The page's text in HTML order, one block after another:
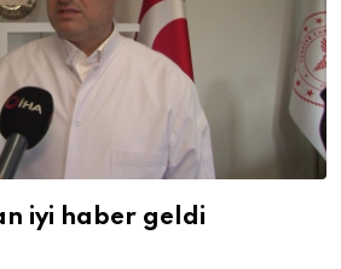
iyi haber geldi